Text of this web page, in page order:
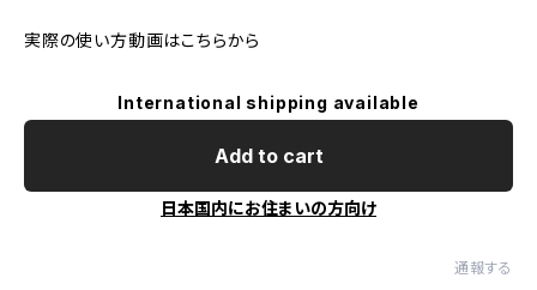
実際の使い方動画はこちらから
International shipping available
Add to cart
日本国内にお住まいの方向け
通報する